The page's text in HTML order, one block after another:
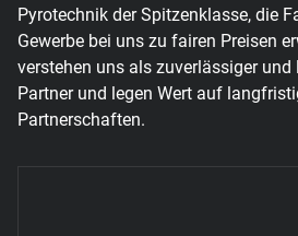
Pyrotechnik der Spitzenklasse, die
Gewerbe bei uns zu fairen Preisen
verstehen uns als zuverlässiger
Partner und legen Wert auf
Partnerschaften.